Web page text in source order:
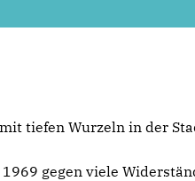
tiefen Wurzeln in der
gegen viele